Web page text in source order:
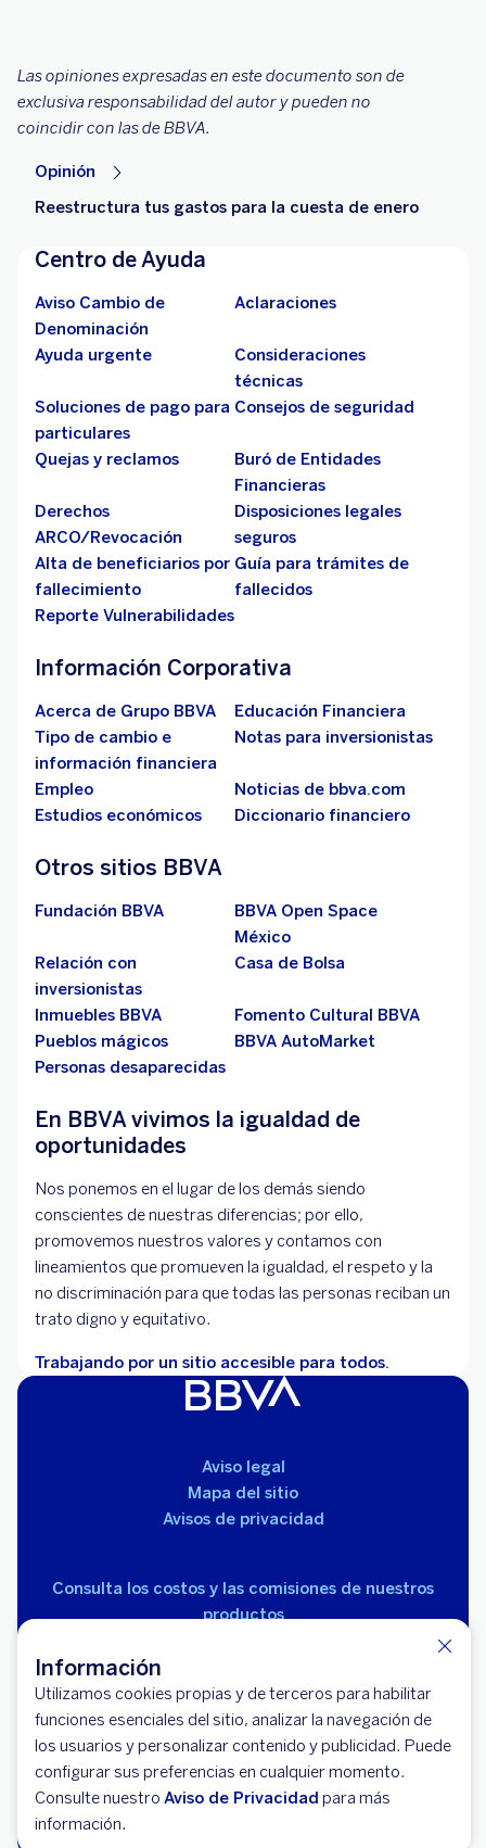
Información
Utilizamos cookies propias y de terceros para habilitar
funciones esenciales del sitio, analizar la navegación de
los usuarios y personalizar contenido y publicidad. Puede
configurar sus preferencias en cualquier momento.
Consulte nuestro Aviso de Privacidad para más
información.
Las opiniones expresadas en este documento son de
exclusiva responsabilidad del autor y pueden no
coincidir con las de BBVA.
Opinión
Reestructura tus gastos para la cuesta de enero
Centro de Ayuda
Aviso Cambio de
Denominación
Aclaraciones
Ayuda urgente
Consideraciones
técnicas
Soluciones de pago para
particulares
Consejos de seguridad
Quejas y reclamos
Buró de Entidades
Financieras
Derechos
ARCO/Revocación
Disposiciones legales
seguros
Alta de beneficiarios por
fallecimiento
Guía para trámites de
fallecidos
Reporte Vulnerabilidades
Información Corporativa
Acerca de Grupo BBVA
Educación Financiera
Tipo de cambio e
información financiera
Notas para inversionistas
Empleo
Noticias de bbva.com
Estudios económicos
Diccionario financiero
Otros sitios BBVA
Fundación BBVA
BBVA Open Space
México
Relación con
inversionistas
Casa de Bolsa
Inmuebles BBVA
Fomento Cultural BBVA
Pueblos mágicos
BBVA AutoMarket
Personas desaparecidas
En BBVA vivimos la igualdad de
oportunidades
Nos ponemos en el lugar de los demás siendo
conscientes de nuestras diferencias; por ello,
promovemos nuestros valores y contamos con
lineamientos que promueven la igualdad, el respeto y la
no discriminación para que todas las personas reciban un
trato digno y equitativo.
Trabajando por un sitio accesible para todos.
Aviso legal
Mapa del sitio
Avisos de privacidad
Consulta los costos y las comisiones de nuestros
productos
© 2026 BBVA México, S.A., Institución de Banca
Múltiple, Grupo Financiero BBVA México. Avenida Paseo
de la Reforma 510, colonia Juárez, código postal 06600,